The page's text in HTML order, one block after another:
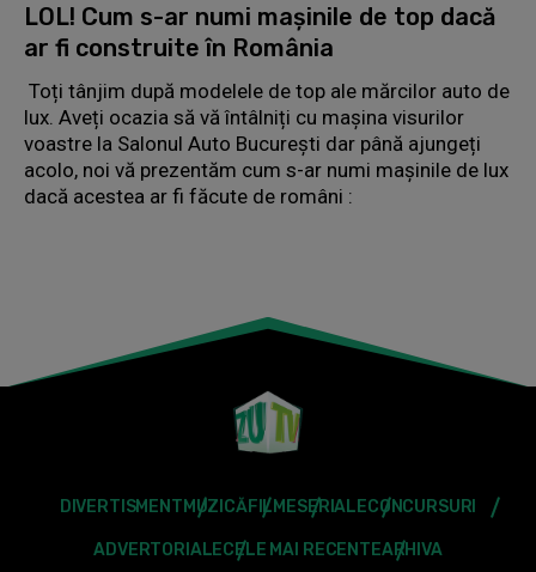
LOL! Cum s-ar numi mașinile de top dacă
ar fi construite în România
Toți tânjim după modelele de top ale mărcilor auto de
lux. Aveți ocazia să vă întâlniți cu mașina visurilor
voastre la Salonul Auto București dar până ajungeți
acolo, noi vă prezentăm cum s-ar numi mașinile de lux
dacă acestea ar fi făcute de români :
DIVERTISMENT MUZICĂFILMESERIALECONCURSURI
ADVERTORIALECELE MAI RECENTEARHIVA